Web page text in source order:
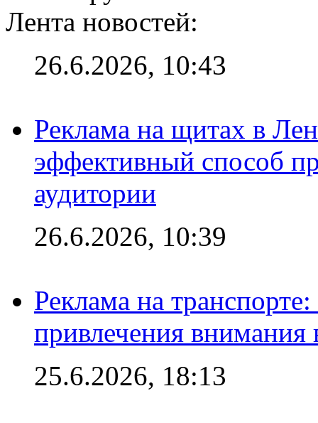
Лента новостей:
26.6.2026, 10:43
Реклама на щитах в
эффективный способ
аудитории
26.6.2026, 10:39
Реклама на
привлечения внимания
25.6.2026, 18:13